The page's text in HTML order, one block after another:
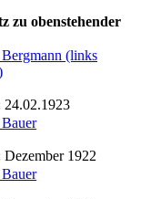
zu obenstehender
(links
24.02.1923
1922